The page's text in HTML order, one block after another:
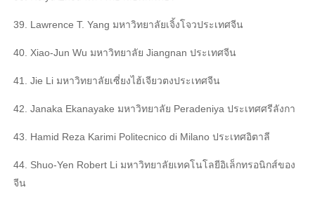
39. Lawrence T. Yang มหาวิทยาลัยเจิ้งโจวประเทศจีน
40. Xiao-Jun Wu มหาวิทยาลัย Jiangnan ประเทศจีน
41. Jie Li มหาวิทยาลัยเซี่ยงไฮ้เจียวตงประเทศจีน
42. Janaka Ekanayake มหาวิทยาลัย Peradeniya ประเทศศรีลังกา
43. Hamid Reza Karimi Politecnico di Milano ประเทศอิตาลี
44. Shuo-Yen Robert Li มหาวิทยาลัยเทคโนโลยีอิเล็กทรอนิกส์ของ
จีน